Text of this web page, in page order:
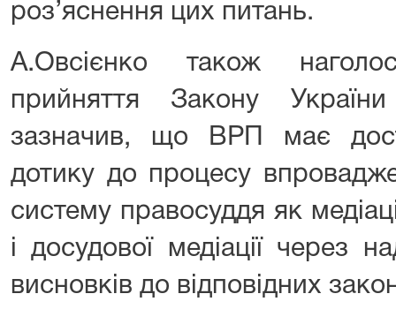
роз’яснення цих питань.
А.Овсієнко також
прийняття Закону
зазначив, що ВРП має
дотику до процесу
систему правосуддя як
і досудової медіації через
висновків до відповідних